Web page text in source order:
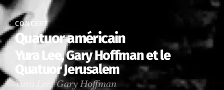
CONCERT
Quatuor américain
Yura Lee, Gary Hoffman et le
Quatuor Jerusalem
Yura Lee, Gary Hoffman